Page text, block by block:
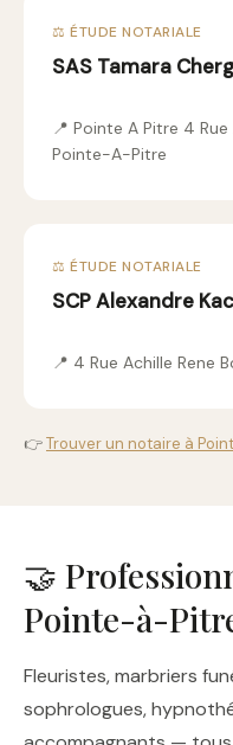
⚖️ ÉTUDE NOTARIALE
SAS Tamara
📍 Pointe A Pitre 4 Rue
Pointe-A-Pitre
⚖️ ÉTUDE NOTARIALE
SCP Alexandre
📍 4 Rue Achille Rene
👉Trouver un notaire à
🤝
Pointe-à-
Fleuristes, marbriers
sophrologues,